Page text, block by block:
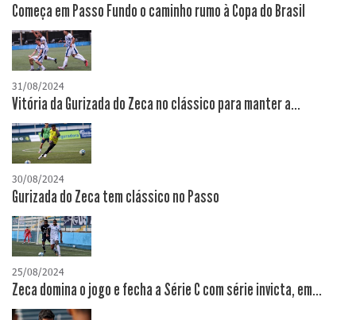
Começa em Passo Fundo o caminho rumo à Copa do Brasil
31/08/2024
Vitória da Gurizada do Zeca no clássico para manter a...
30/08/2024
Gurizada do Zeca tem clássico no Passo
25/08/2024
Zeca domina o jogo e fecha a Série C com série invicta, em...